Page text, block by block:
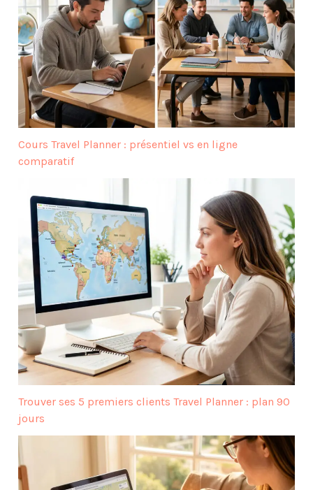
Cours Travel Planner : présentiel vs en ligne
comparatif
Trouver ses 5 premiers clients Travel Planner : plan 90
jours